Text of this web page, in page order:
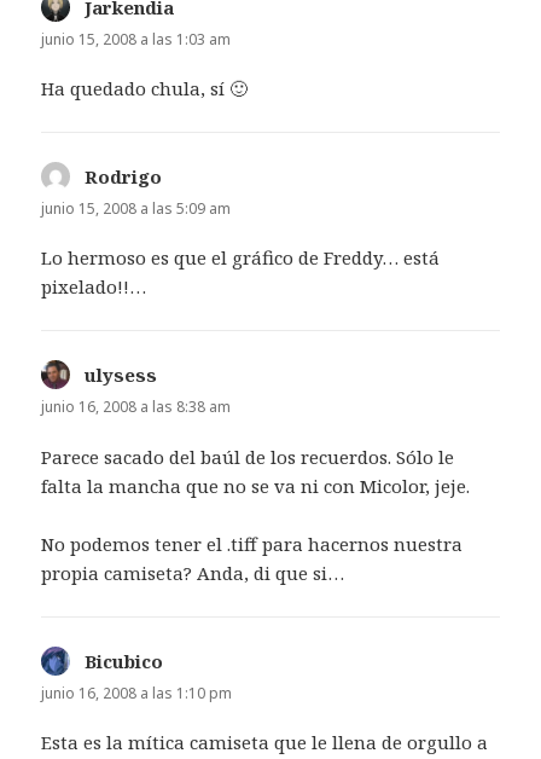
Jarkendia
junio 15, 2008 a las 1:03 am
Ha quedado chula, sí 🙂
Rodrigo
junio 15, 2008 a las 5:09 am
Lo hermoso es que el gráfico de Freddy… está
pixelado!!…
ulysess
junio 16, 2008 a las 8:38 am
Parece sacado del baúl de los recuerdos. Sólo le
falta la mancha que no se va ni con Micolor, jeje.
No podemos tener el .tiff para hacernos nuestra
propia camiseta? Anda, di que si…
Bicubico
junio 16, 2008 a las 1:10 pm
Esta es la mítica camiseta que le llena de orgullo a